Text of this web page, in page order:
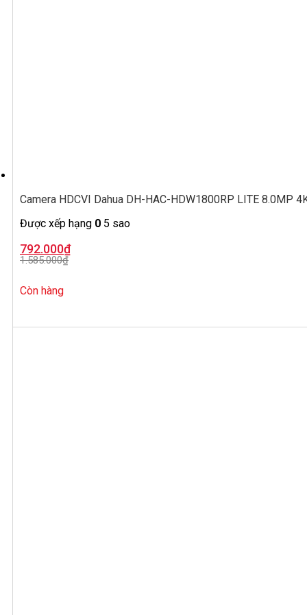
Camera HDCVI Dahua DH-HAC-HDW1800RP LITE 8.0MP
Được xếp hạng 0 5 sao
1.585.000₫
Giá
gốc
là:
792.000₫
Giá
hiện
tại
792.000₫.
Còn hàng